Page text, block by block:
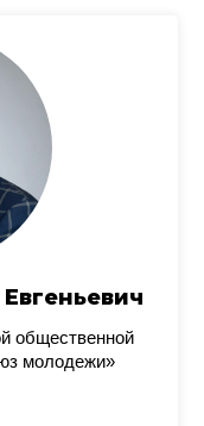
общественной
молодежи»